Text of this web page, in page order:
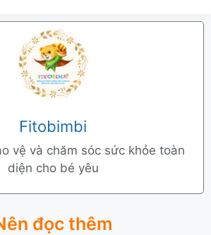
Fitobimbi
vệ và chăm sóc sức khỏe toàn
diện cho bé yêu
đọc thêm